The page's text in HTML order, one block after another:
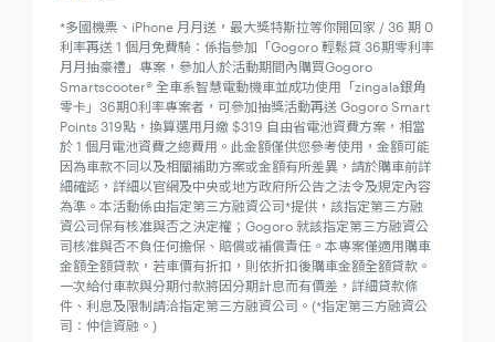
*多國機票、iPhone 月月送，最大獎特斯拉等你開回家 / 36 期 0
利率再送 1 個月免費騎：係指參加「Gogoro 輕鬆貸 36期零利率
月月抽豪禮」專案，參加人於活動期間內購買Gogoro
Smartscooter® 全車系智慧電動機車並成功使用「zingala銀角
零卡」36期0利率專案者，可參加抽獎活動再送 Gogoro Smart
Points 319點，換算選用月繳 $319 自由省電池資費方案，相當
於 1 個月電池資費之總費用。此金額僅供您參考使用，金額可能
因為車款不同以及相關補助方案或金額有所差異，請於購車前詳
細確認，詳細以官網及中央或地方政府所公告之法令及規定內容
為準。本活動係由指定第三方融資公司*提供，該指定第三方融
資公司保有核准與否之決定權；Gogoro 就該指定第三方融資公
司核准與否不負任何擔保、賠償或補償責任。本專案僅適用購車
金額全額貸款，若車價有折扣，則依折扣後購車金額全額貸款。
一次給付車款與分期付款將因分期計息而有價差，詳細貸款條
件、利息及限制請洽指定第三方融資公司。(*指定第三方融資公
司：仲信資融。)